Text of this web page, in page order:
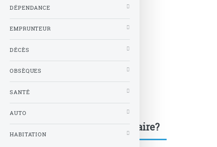
Une question, un commentaire?
DÉPENDANCE
EMPRUNTEUR
DÉCÈS
OBSÈQUES
SANTÉ
AUTO
HABITATION